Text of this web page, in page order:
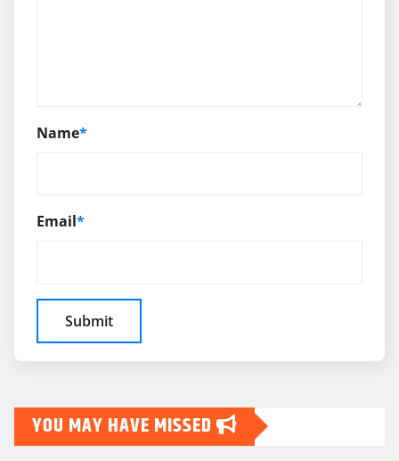
Name*
Email*
YOU MAY HAVE MISSED